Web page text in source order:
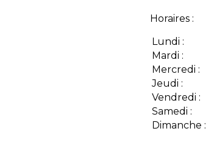
Horaires :
Lundi :
Mardi :
Mercredi :
Jeudi :
Vendredi :
Samedi :
Dimanche :